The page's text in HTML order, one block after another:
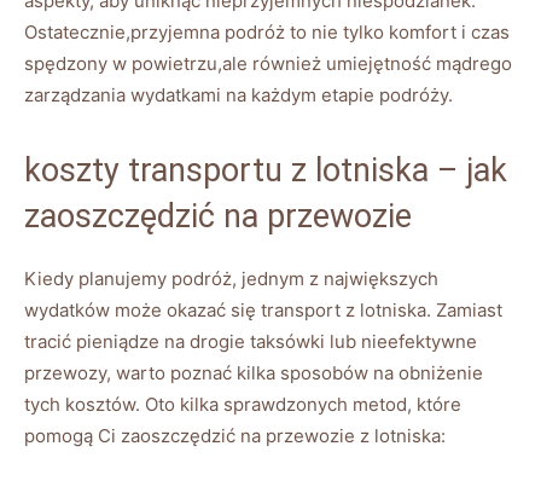
Ostatecznie,przyjemna podróż to nie tylko komfort i czas
spędzony w powietrzu,ale również umiejętność mądrego
zarządzania wydatkami na każdym etapie podróży.
koszty transportu z lotniska – jak
zaoszczędzić na przewozie
Kiedy planujemy podróż, jednym z największych
wydatków może okazać się transport z lotniska. Zamiast
tracić pieniądze na drogie taksówki lub nieefektywne
przewozy, warto poznać kilka sposobów na obniżenie
tych kosztów. Oto kilka sprawdzonych metod, które
pomogą Ci zaoszczędzić na przewozie z lotniska: